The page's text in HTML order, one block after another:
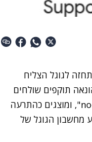
לגוגל הצליח
תוקפים שולחים
מיילים מתחזים שנראים כאילו נשלחו מכתובת "no-reply@google.com", ומוצגים כהתרעה
מחשבון הגוגל של